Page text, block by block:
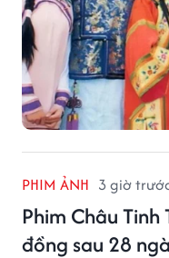
PHIM ẢNH 3 giờ
Phim Châu
đồng sau 28